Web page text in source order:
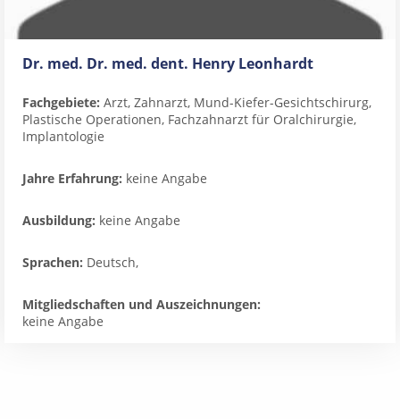
Dr. med. Dr. med. dent. Henry Leonhardt
Fachgebiete: Arzt, Zahnarzt, Mund-Kiefer-Gesichtschirurg,
Plastische Operationen, Fachzahnarzt für Oralchirurgie,
Implantologie
Jahre Erfahrung: keine Angabe
Ausbildung: keine Angabe
Sprachen: Deutsch,
Mitgliedschaften und Auszeichnungen:
keine Angabe